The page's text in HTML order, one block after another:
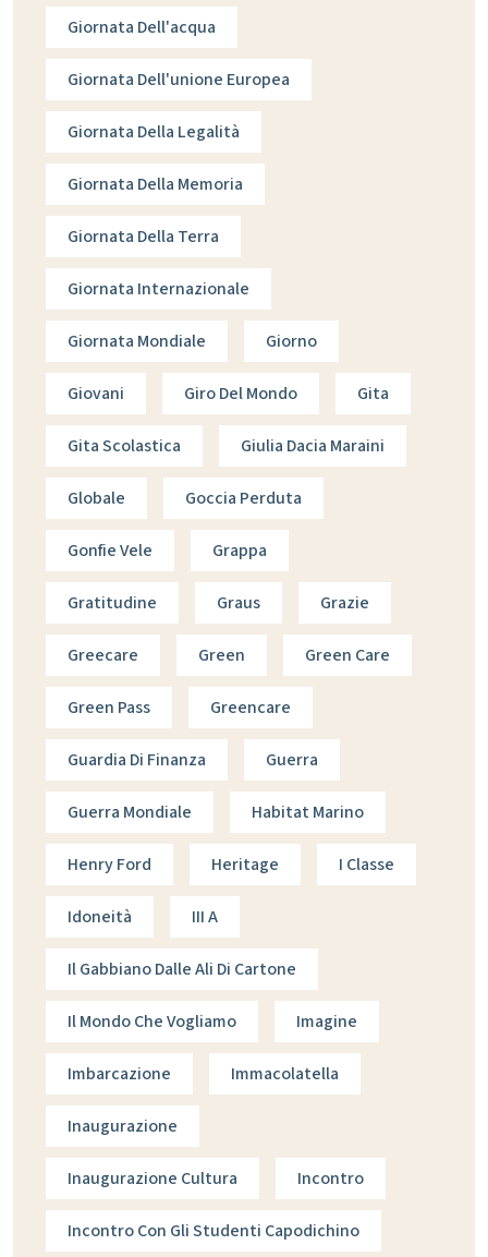
Giornata Dell'acqua
Giornata Dell'unione Europea
Giornata Della Legalità
Giornata Della Memoria
Giornata Della Terra
Giornata Internazionale
Giornata Mondiale Giorno
Giovani Giro Del Mondo Gita
Gita Scolastica Giulia Dacia Maraini
Globale Goccia Perduta
Gonfie Vele Grappa
Gratitudine Graus Grazie
Greecare Green Green Care
Green Pass Greencare
Guardia Di Finanza Guerra
Guerra Mondiale Habitat Marino
Henry Ford Heritage I Classe
Idoneità III A
Il Gabbiano Dalle Ali Di Cartone
Il Mondo Che Vogliamo Imagine
Imbarcazione Immacolatella
Inaugurazione
Inaugurazione Cultura Incontro
Incontro Con Gli Studenti Capodichino